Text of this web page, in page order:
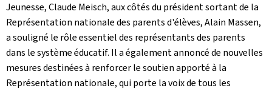
Jeunesse, Claude Meisch, aux côtés du président sortant de la
Représentation nationale des parents d'élèves, Alain Massen,
a souligné le rôle essentiel des représentants des parents
dans le système éducatif. Il a également annoncé de nouvelles
mesures destinées à renforcer le soutien apporté à la
Représentation nationale, qui porte la voix de tous les